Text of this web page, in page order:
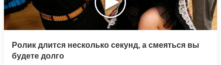
Ролик длится несколько секунд, а смеяться вы
будете долго